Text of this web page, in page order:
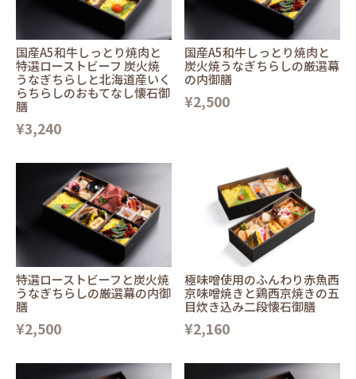
国産A5和牛しっとり焼肉と
特選ローストビーフ 炭火焼
うなぎちらしと北海道産いく
らちらしのおもてなし懐石御
膳
¥3,240
国産A5和牛しっとり焼肉と
炭火焼うなぎちらしの厳選幕
の内御膳
¥2,500
特選ローストビーフと炭火焼
うなぎちらしの厳選幕の内御
膳
¥2,500
極味噌使用のふんわり赤魚西
京味噌焼きと鶏西京焼きの五
目炊き込み二段懐石御膳
¥2,160